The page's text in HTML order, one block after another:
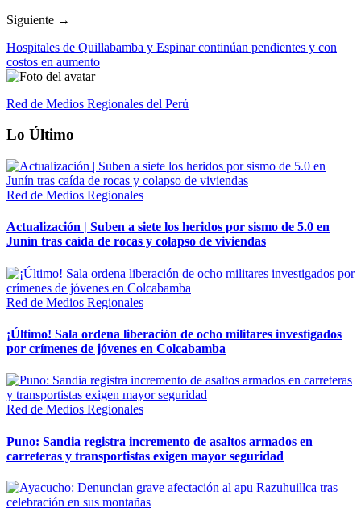
Siguiente →
Hospitales de Quillabamba y Espinar continúan pendientes y con
costos en aumento
Red de Medios Regionales del Perú
Lo Último
Red de Medios Regionales
Actualización | Suben a siete los heridos por sismo de 5.0 en
Junín tras caída de rocas y colapso de viviendas
Red de Medios Regionales
¡Último! Sala ordena liberación de ocho militares investigados
por crímenes de jóvenes en Colcabamba
Red de Medios Regionales
Puno: Sandia registra incremento de asaltos armados en
carreteras y transportistas exigen mayor seguridad